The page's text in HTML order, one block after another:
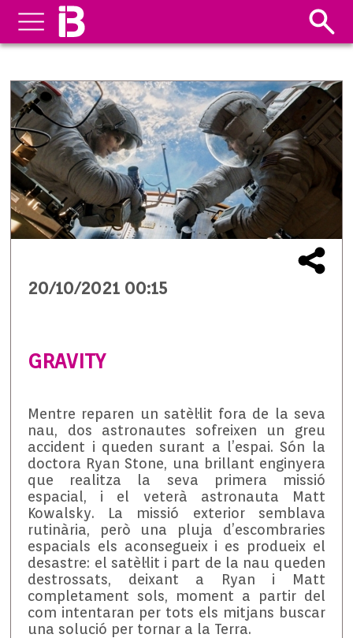
20/10/2021 00:15
GRAVITY
Mentre reparen un satèl·lit fora de la seva
nau, dos astronautes sofreixen un greu
accident i queden surant a l’espai. Són la
doctora Ryan Stone, una brillant enginyera
que realitza la seva primera missió
espacial, i el veterà astronauta Matt
Kowalsky. La missió exterior semblava
rutinària, però una pluja d’escombraries
espacials els aconsegueix i es produeix el
desastre: el satèl·lit i part de la nau queden
destrossats, deixant a Ryan i Matt
completament sols, moment a partir del
com intentaran per tots els mitjans buscar
una solució per tornar a la Terra.